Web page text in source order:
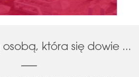
osobą, która się dowie ...